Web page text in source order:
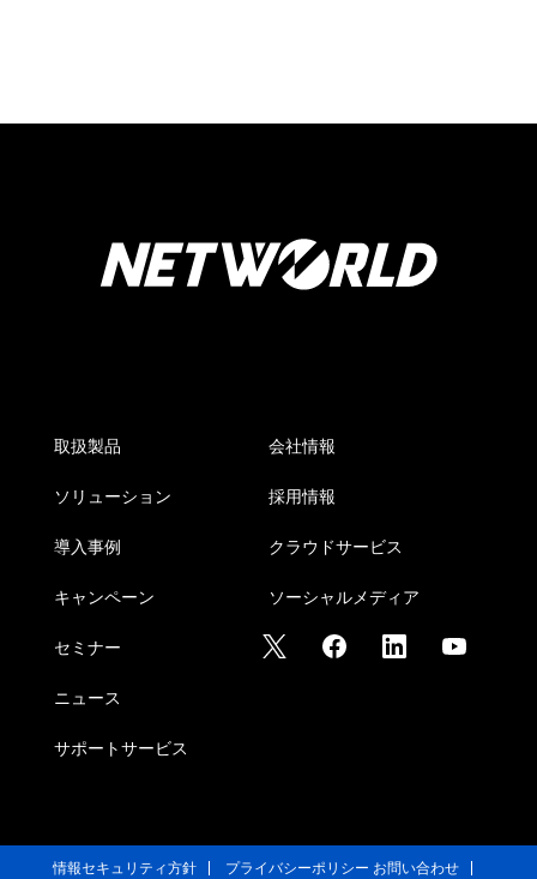
取扱製品
ソリューション
導入事例
キャンペーン
セミナー
ニュース
サポートサービス
会社情報
採用情報
クラウドサービス
ソーシャルメディア
情報セキュリティ方針 プライバシーポリシー お問い合わせ